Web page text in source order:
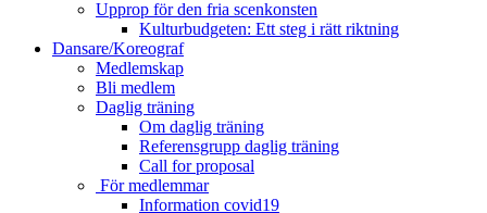
Upprop för den fria scenkonsten
Kulturbudgeten: Ett steg i rätt riktning
Dansare/Koreograf
Medlemskap
Bli medlem
Daglig träning
Om daglig träning
Referensgrupp daglig träning
Call for proposal
För medlemmar
Information covid19